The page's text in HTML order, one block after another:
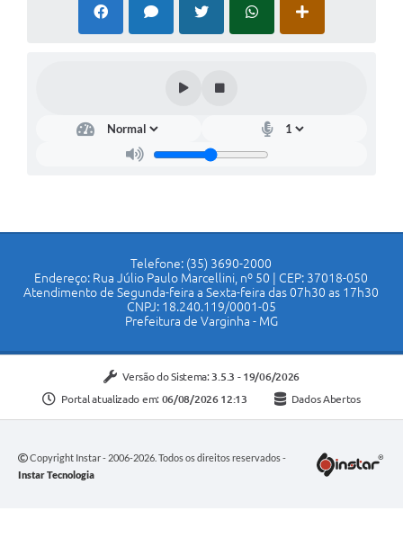
Telefone: (35) 3690-2000
Endereço: Rua Júlio Paulo Marcellini, nº 50 | CEP: 37018-050
Atendimento de Segunda-feira a Sexta-feira das 07h30 as 17h30
CNPJ: 18.240.119/0001-05
Prefeitura de Varginha - MG
Versão do Sistema: 3.5.3 - 19/06/2026
Portal atualizado em: 06/08/2026 12:13 Dados Abertos
Copyright Instar - 2006-2026. Todos os direitos reservados -
Instar Tecnologia